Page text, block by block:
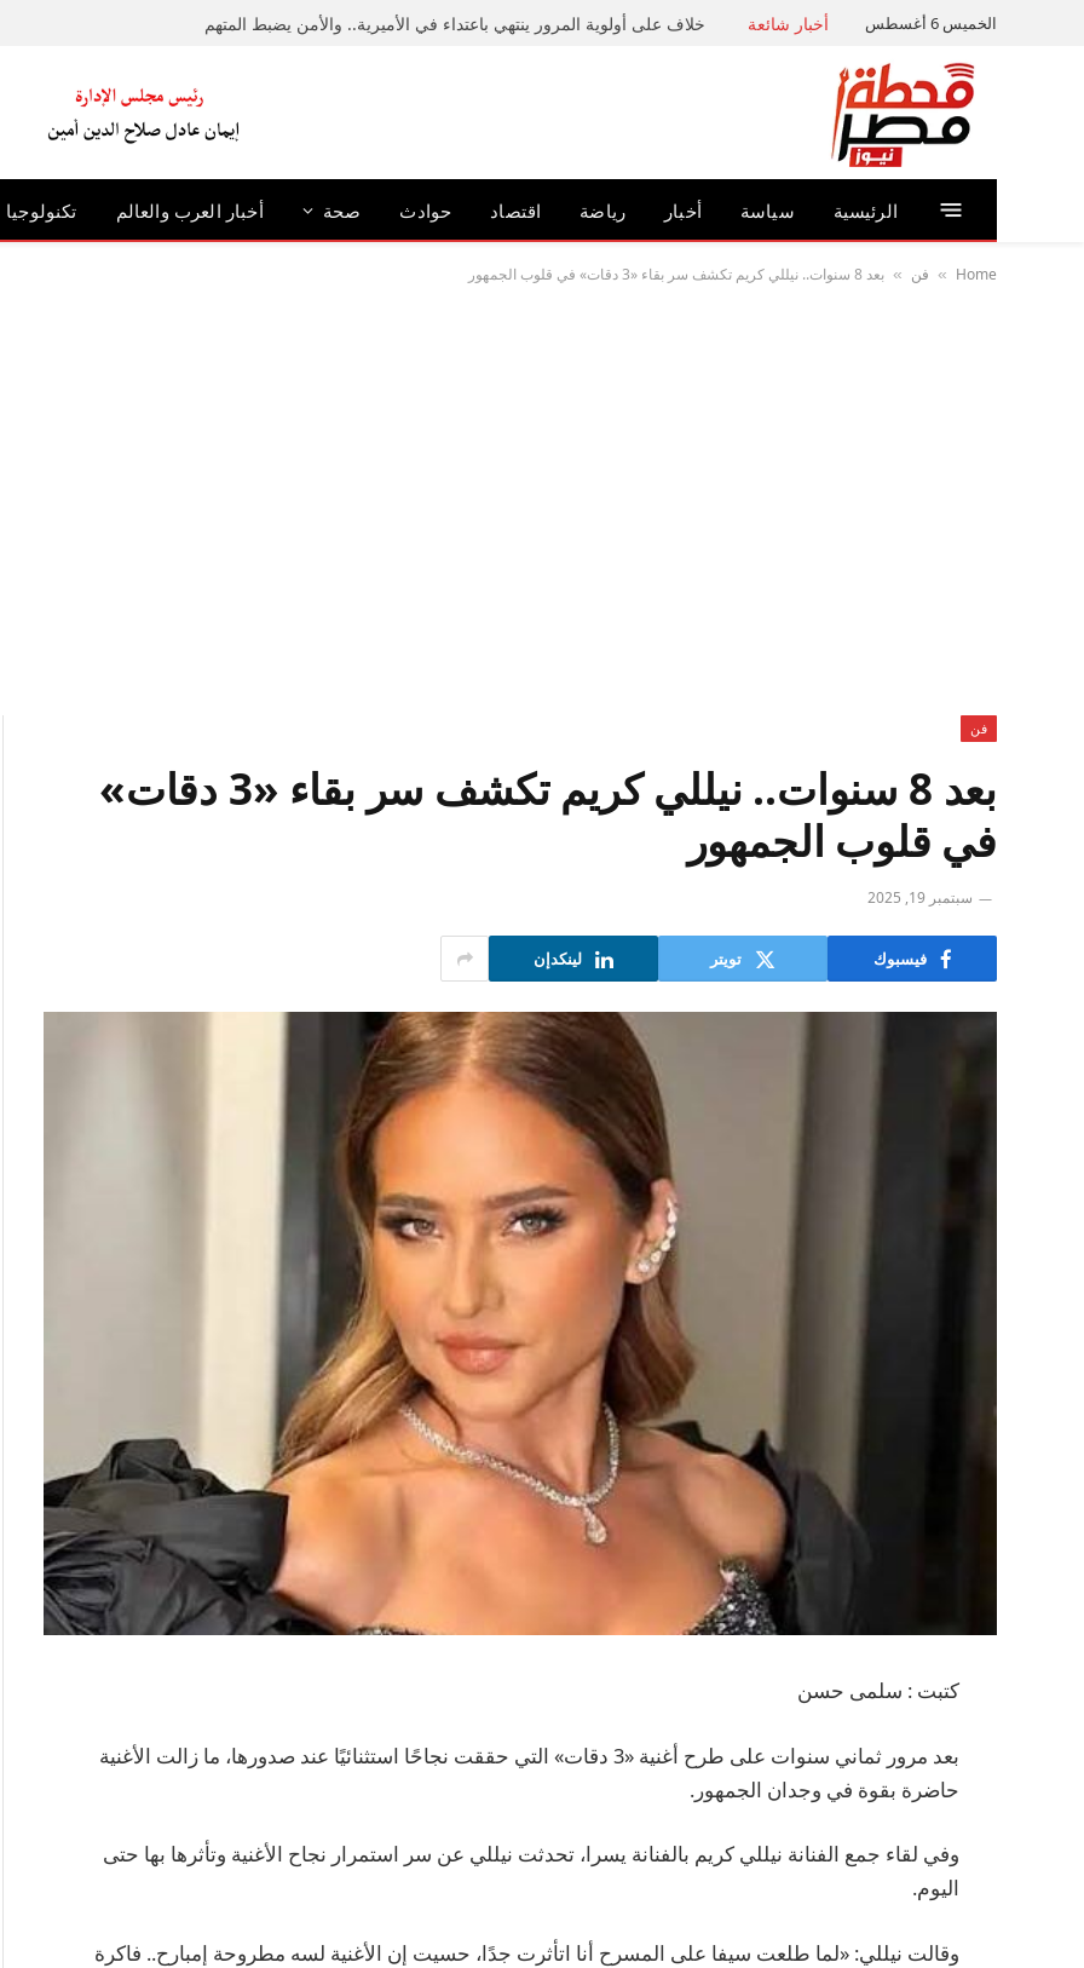
الخميس 6 أغسطس أخبار شائعة خلاف على أولوية المرور ينتهي باعتداء في الأميرية.. والأمن يضبط المتهم
الرئيسية سياسة أخبار رياضة اقتصاد حوادث صحة أخبار العرب والعالم تكنولوجيا
Home
» فن » بعد 8 سنوات.. نيللي كريم تكشف سر بقاء «3 دقات» في قلوب الجمهور
فن
بعد 8 سنوات.. نيللي كريم تكشف سر بقاء «3 دقات»
في قلوب الجمهور
سبتمبر 19, 2025
فيسبوك تويتر لينكدإن
كتبت : سلمى حسن
بعد مرور ثماني سنوات على طرح أغنية «3 دقات» التي حققت نجاحًا استثنائيًا عند صدورها، ما زالت الأغنية
حاضرة بقوة في وجدان الجمهور.
وفي لقاء جمع الفنانة نيللي كريم بالفنانة يسرا، تحدثت نيللي عن سر استمرار نجاح الأغنية وتأثرها بها حتى
اليوم.
وقالت نيللي: «لما طلعت سيفا على المسرح أنا اتأثرت جدًا، حسيت إن الأغنية لسه مطروحة إمبارح.. فاكرة